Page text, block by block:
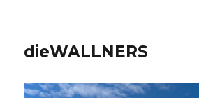
dieWALLNERS